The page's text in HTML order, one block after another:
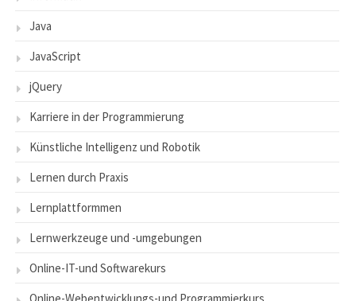
Java
JavaScript
jQuery
Karriere in der Programmierung
Künstliche Intelligenz und Robotik
Lernen durch Praxis
Lernplattformmen
Lernwerkzeuge und -umgebungen
Online-IT-und Softwarekurs
Online-Webentwicklungs-und Programmierkurs